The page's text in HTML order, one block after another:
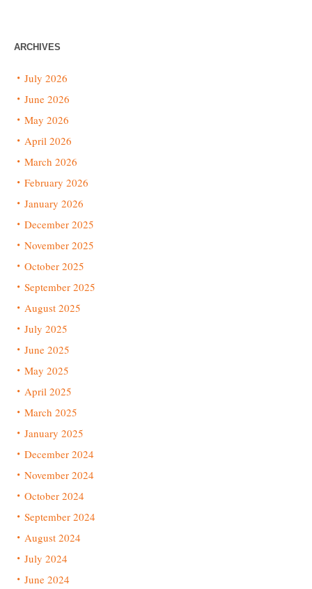
ARCHIVES
July 2026
June 2026
May 2026
April 2026
March 2026
February 2026
January 2026
December 2025
November 2025
October 2025
September 2025
August 2025
July 2025
June 2025
May 2025
April 2025
March 2025
January 2025
December 2024
November 2024
October 2024
September 2024
August 2024
July 2024
June 2024